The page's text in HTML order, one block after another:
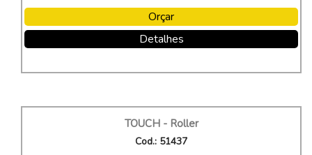
Orçar
Detalhes
TOUCH - Roller
Cod.: 51437